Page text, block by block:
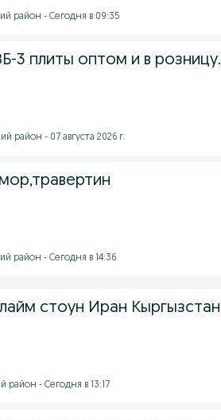
район - Сегодня в 09:35
3 плиты оптом и в розницу.
район - 07 августа 2026 г.
район - Сегодня в 14:36
стоун Иран Кыргызстан
- Сегодня в 13:17